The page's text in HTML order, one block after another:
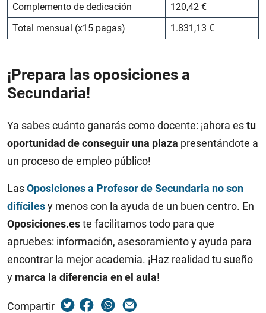
Complemento de dedicación
120,42 €
Total mensual (x15 pagas)
1.831,13 €
¡Prepara las oposiciones a
Secundaria!
Ya sabes cuánto ganarás como docente: ¡ahora estu
oportunidad de conseguir una plaza presentándote a
un proceso de empleo público!
LasOposiciones a Profesor de Secundaria no son
difícilesy menos con la ayuda de un buen centro. En
Oposiciones.este facilitamos todo para que
apruebes: información, asesoramiento y ayuda para
encontrar la mejor academia. ¡Haz realidad tu sueño
y marca la diferencia en el aula!
Compartir